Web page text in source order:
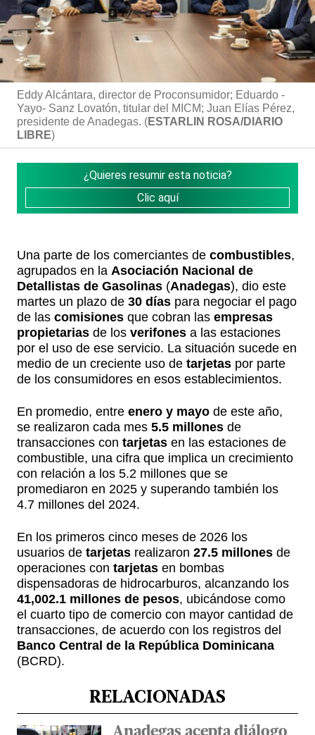
Eddy Alcántara, director de Proconsumidor; Eduardo -
Yayo- Sanz Lovatón, titular del MICM; Juan Elías Pérez,
presidente de Anadegas. (ESTARLIN ROSA/DIARIO
LIBRE)
¿Quieres resumir esta noticia?
Clic aquí
Una parte de los comerciantes de combustibles,
agrupados en la Asociación Nacional de
Detallistas de Gasolinas (Anadegas), dio este
martes un plazo de 30 días para negociar el pago
de las comisiones que cobran las empresas
propietarias de los verifones a las estaciones
por el uso de ese servicio. La situación sucede en
medio de un creciente uso de tarjetas por parte
de los consumidores en esos establecimientos.
En promedio, entre enero y mayo de este año,
se realizaron cada mes 5.5 millones de
transacciones con tarjetas en las estaciones de
combustible, una cifra que implica un crecimiento
con relación a los 5.2 millones que se
promediaron en 2025 y superando también los
4.7 millones del 2024.
En los primeros cinco meses de 2026 los
usuarios de tarjetas realizaron 27.5 millones de
operaciones con tarjetas en bombas
dispensadoras de hidrocarburos, alcanzando los
41,002.1 millones de pesos, ubicándose como
el cuarto tipo de comercio con mayor cantidad de
transacciones, de acuerdo con los registros del
Banco Central de la República Dominicana
(BCRD).
RELACIONADAS